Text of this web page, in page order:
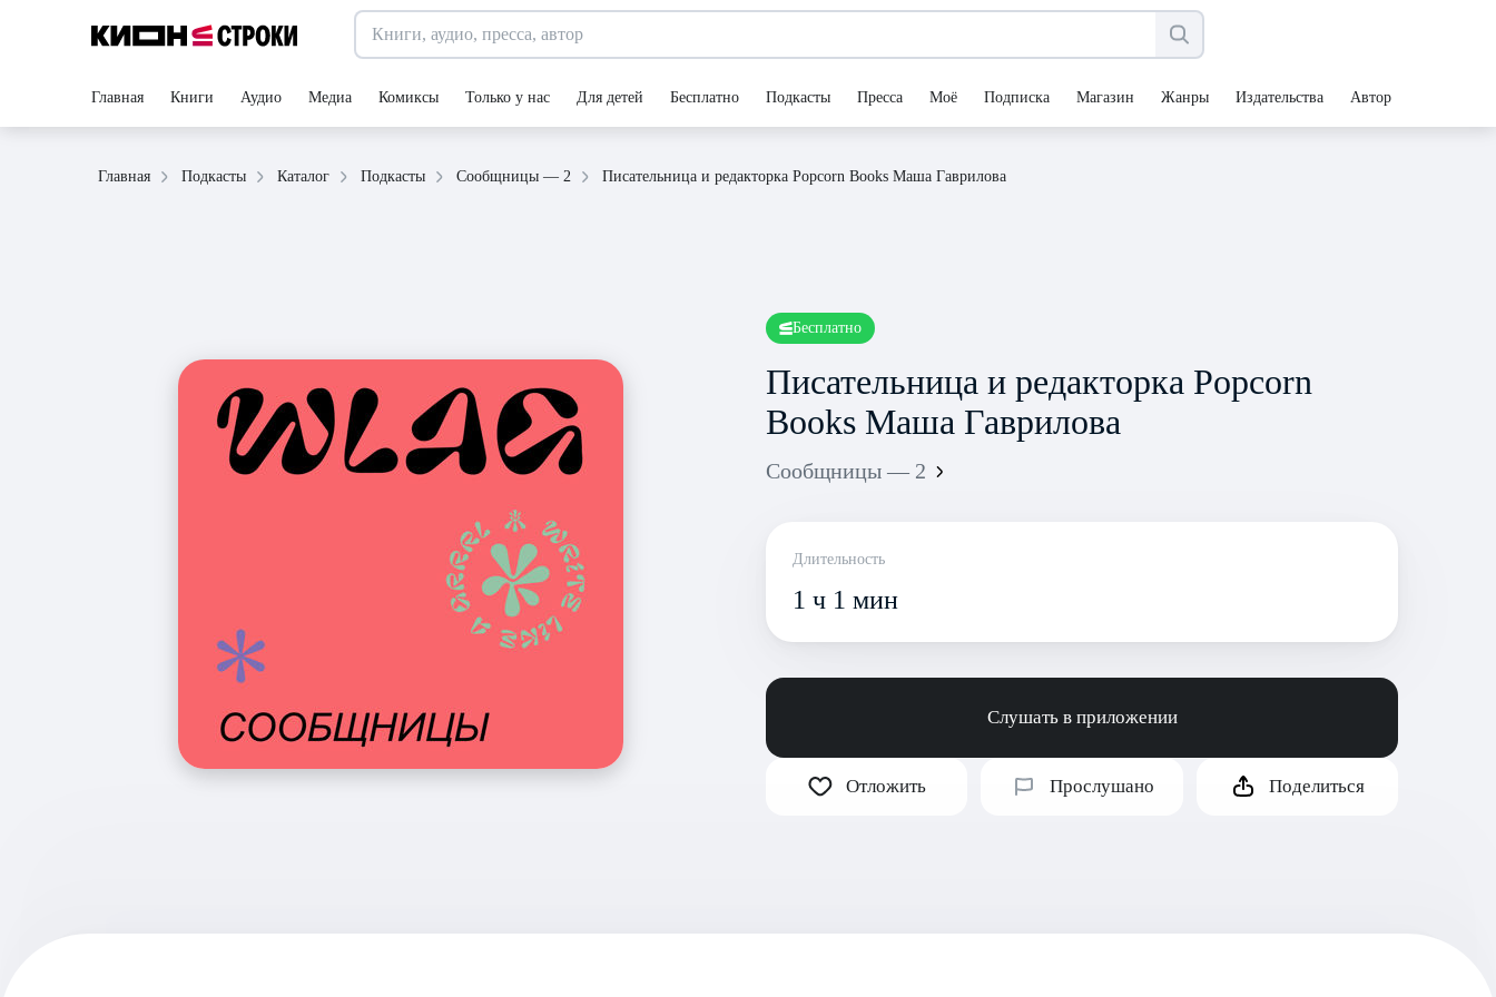
Главная Книги Аудио Медиа Комиксы Только у нас Для детей Бесплатно Подкасты Пресса Моё Подписка Магазин Жанры Издательства Авторы
Главная Подкасты Каталог Подкасты Сообщницы — 2 Писательница и редакторка Popcorn Books Маша Гаврилова
Бесплатно
Писательница и редакторка Popcorn
Books Маша Гаврилова
Сообщницы — 2
Длительность
1 ч 1 мин
Слушать в приложении
Отложить Прослушано Поделиться